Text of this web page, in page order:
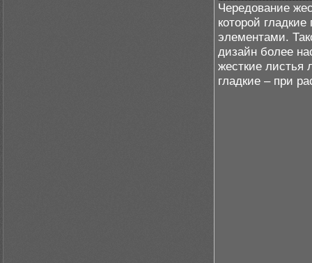
Чередование
которой
элементами.
дизайн более
жесткие листья
гладкие – при